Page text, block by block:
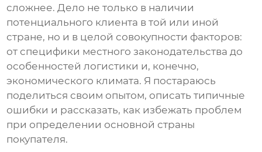
сложнее. Дело не только в наличии
потенциального клиента в той или иной
стране, но и в целой совокупности факторов:
от специфики местного законодательства до
особенностей логистики и, конечно,
экономического климата. Я постараюсь
поделиться своим опытом, описать типичные
ошибки и рассказать, как избежать проблем
при определении основной страны
покупателя.